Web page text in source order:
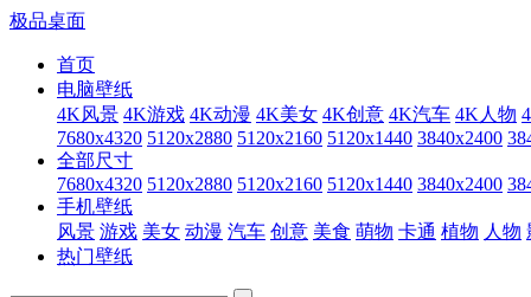
极品桌面
首页
电脑壁纸
4K风景 4K游戏 4K动漫 4K美女 4K创意 4K汽车 4K人物
7680x4320 5120x2880 5120x2160 5120x1440 3840x2400
全部尺寸
7680x4320 5120x2880 5120x2160 5120x1440 3840x2400
手机壁纸
风景 游戏 美女 动漫 汽车 创意 美食 萌物 卡通 植物 人物
热门壁纸